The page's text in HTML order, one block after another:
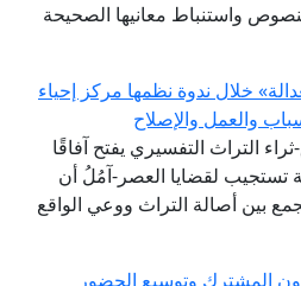
واستنباط معانيها الصحيحة
خلال ندوة نظمها مركز إحياء
والعمل والإصلاح
ثراء التراث التفسيري يفتح آفاقًا
تستجيب لقضايا العصر-آمُلُ أن
بين أصالة التراث ووعي الواقع
المشترك وتوسيع الحضور